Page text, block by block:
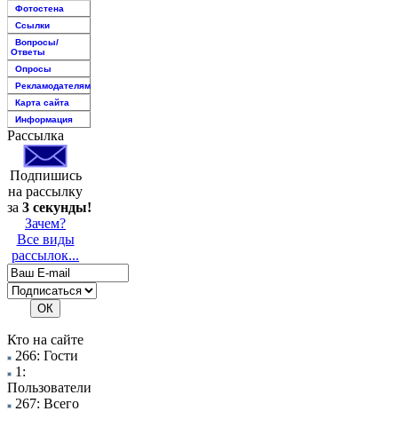
Фотостена
Ссылки
Вопросы/
Ответы
Опросы
Рекламодателям
Карта сайта
Информация
Рассылка
Подпишись
на рассылку
за 3 секунды!
Зачем?
Все виды
рассылок...
Кто на сайте
266: Гости
1:
Пользователи
267: Всего